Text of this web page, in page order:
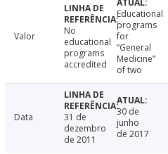
Valor
No
educational
programs
accredited
Educational
programs
for
“General
Medicine”
of two
Data
31 de
dezembro
de 2011
30 de
junho
de 2017